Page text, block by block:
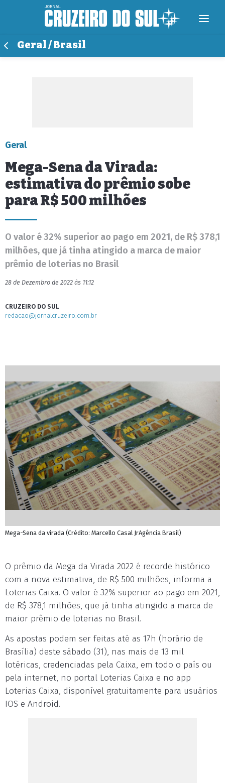
Geral / Brasil
Geral
Mega-Sena da Virada:
estimativa do prêmio sobe
para R$ 500 milhões
O valor é 32% superior ao pago em 2021, de R$ 378,1
milhões, que já tinha atingido a marca de maior
prêmio de loterias no Brasil
28 de Dezembro de 2022 às 11:12
CRUZEIRO DO SUL
redacao@jornalcruzeiro.com.br
Mega-Sena da virada (Crédito: Marcello Casal JrAgência Brasil)
O prêmio da Mega da Virada 2022 é recorde histórico
com a nova estimativa, de R$ 500 milhões, informa a
Loterias Caixa. O valor é 32% superior ao pago em 2021,
de R$ 378,1 milhões, que já tinha atingido a marca de
maior prêmio de loterias no Brasil.
As apostas podem ser feitas até as 17h (horário de
Brasília) deste sábado (31), nas mais de 13 mil
lotéricas, credenciadas pela Caixa, em todo o país ou
pela internet, no portal Loterias Caixa e no app
Loterias Caixa, disponível gratuitamente para usuários
IOS e Android.